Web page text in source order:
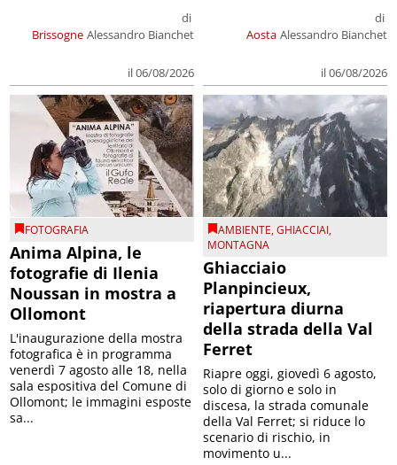
Brissogne
di
Alessandro Bianchet
il 06/08/2026
Aosta
di
Alessandro Bianchet
il 06/08/2026
FOTOGRAFIA
Anima Alpina, le
fotografie di Ilenia
Noussan in mostra a
Ollomont
L'inaugurazione della mostra
fotografica è in programma
venerdì 7 agosto alle 18, nella
sala espositiva del Comune di
Ollomont; le immagini esposte
sa...
AMBIENTE,GHIACCIAI,
MONTAGNA
Ghiacciaio
Planpincieux,
riapertura diurna
della strada della Val
Ferret
Riapre oggi, giovedì 6 agosto,
solo di giorno e solo in
discesa, la strada comunale
della Val Ferret; si riduce lo
scenario di rischio, in
movimento u...